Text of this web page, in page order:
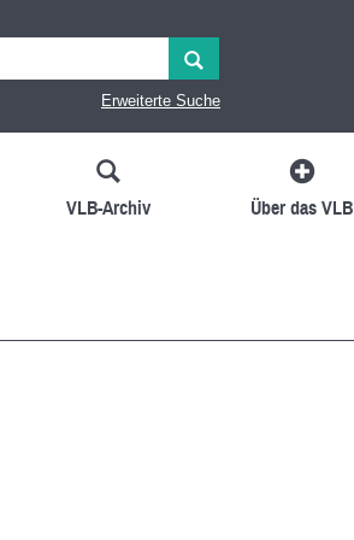
Erweiterte Suche
VLB-Archiv Über das VLB